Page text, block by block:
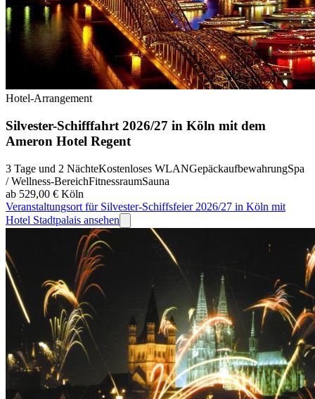
Hotel-Arrangement
Silvester-Schifffahrt 2026/27 in Köln mit dem
Ameron Hotel Regent
3 Tage und 2 NächteKostenloses WLANGepäckaufbewahrungSpa
/ Wellness-BereichFitnessraumSauna
ab 529,00 € Köln
Veranstaltungsort für Silvester-Schiffsfeier 2026/27 in Köln mit
Hotel Stadtpalais ansehen